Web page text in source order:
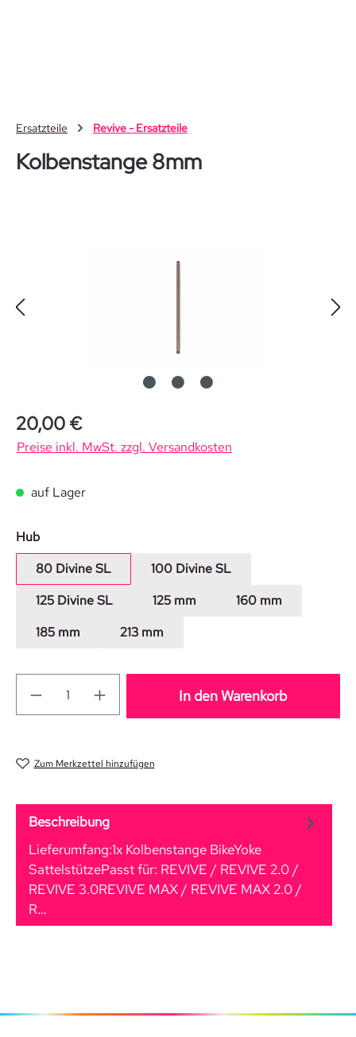
Zum Hauptinhalt springen
Ersatzteile Revive - Ersatzteile
Kolbenstange 8mm
Regulärer Preis:
20,00 €
Preise inkl. MwSt. zzgl. Versandkosten
auf Lager
Hubauswählen
80 Divine SL
100 Divine SL
125 Divine SL
125 mm
160 mm
185 mm
213 mm
In den Warenkorb
Zum Merkzettel hinzufügen
Beschreibung
Lieferumfang:1x Kolbenstange BikeYoke
SattelstützePasst für: REVIVE / REVIVE 2.0 /
REVIVE 3.0REVIVE MAX / REVIVE MAX 2.0 /
R…